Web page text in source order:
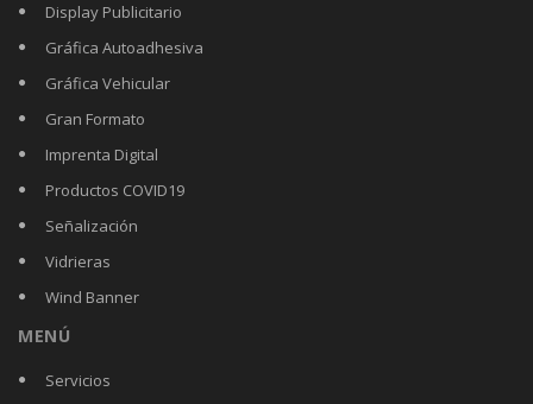
Display Publicitario
Gráfica Autoadhesiva
Gráfica Vehicular
Gran Formato
Imprenta Digital
Productos COVID19
Señalización
Vidrieras
Wind Banner
MENÚ
Servicios